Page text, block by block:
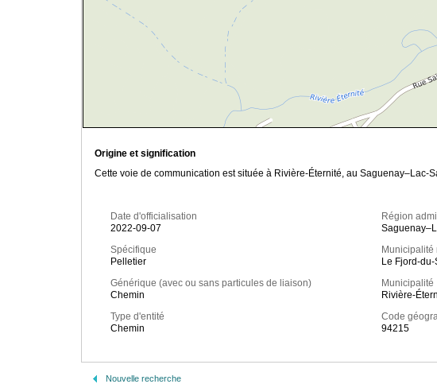
Origine et signification
Cette voie de communication est située à Rivière-Éternité, au Saguenay–Lac-
Date d'officialisation
2022-09-07
Spécifique
Pelletier
Générique (avec ou sans particules de liaison)
Chemin
Type d'entité
Chemin
Région
Municipalité
Le Fjord-
Municipalité
Rivière-
Code
94215
Nouvelle recherche